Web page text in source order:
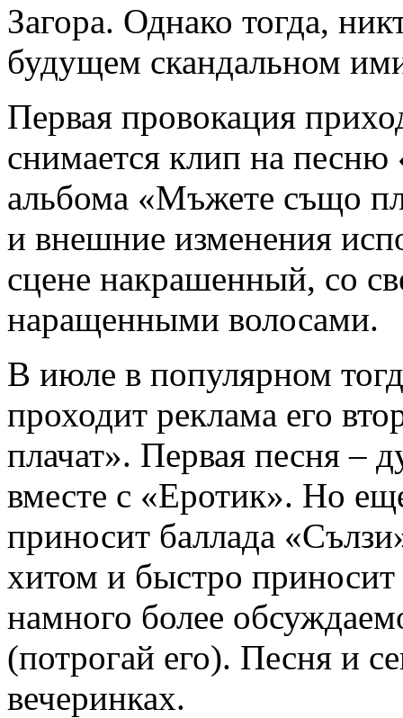
Загора. Однако тогда,
будущем скандальном
Первая провокация
снимается клип на
альбома «Мъжете също
и внешние изменения
сцене накрашенный, со
наращенными волосами.
В июле в популярном
проходит реклама его
плачат». Первая песня –
вместе с «Еротик». Но
приносит баллада
хитом и быстро
намного более
(потрогай его). Песня и
вечеринках.